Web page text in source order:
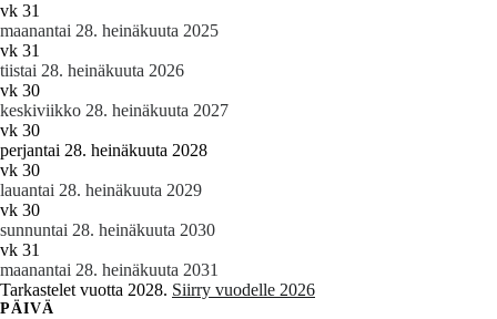
vk 31
maanantai 28. heinäkuuta 2025
vk 31
tiistai 28. heinäkuuta 2026
vk 30
keskiviikko 28. heinäkuuta 2027
vk 30
perjantai 28. heinäkuuta 2028
vk 30
lauantai 28. heinäkuuta 2029
vk 30
sunnuntai 28. heinäkuuta 2030
vk 31
maanantai 28. heinäkuuta 2031
Tarkastelet vuotta 2028. Siirry vuodelle 2026
PÄIVÄ